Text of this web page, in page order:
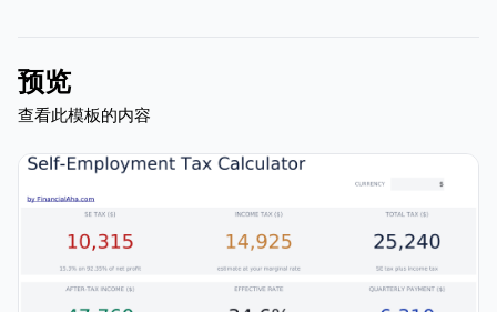
预览
查看此模板的内容